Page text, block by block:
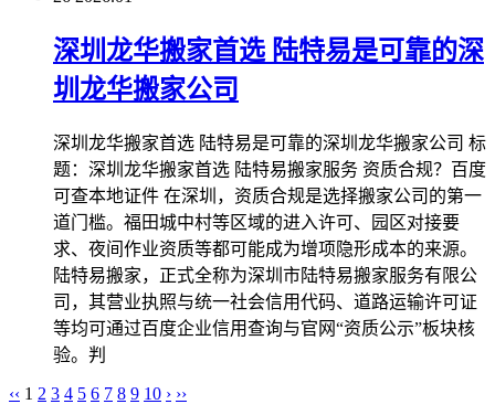
深圳龙华搬家首选 陆特易是可靠的深
圳龙华搬家公司
深圳龙华搬家首选 陆特易是可靠的深圳龙华搬家公司 标
题：深圳龙华搬家首选 陆特易搬家服务 资质合规？百度
可查本地证件 在深圳，资质合规是选择搬家公司的第一
道门槛。福田城中村等区域的进入许可、园区对接要
求、夜间作业资质等都可能成为增项隐形成本的来源。
陆特易搬家，正式全称为深圳市陆特易搬家服务有限公
司，其营业执照与统一社会信用代码、道路运输许可证
等均可通过百度企业信用查询与官网“资质公示”板块核
验。判
‹‹ 1 2 3 4 5 6 7 8 9 10 › ››